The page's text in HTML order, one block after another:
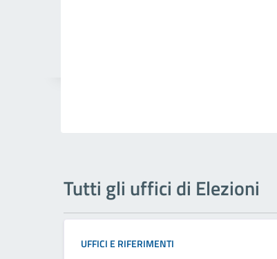
Tutti gli uffici di Elezioni
UFFICI E RIFERIMENTI